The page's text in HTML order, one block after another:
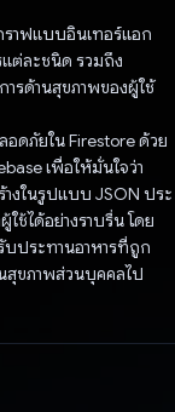
ราฟแบบอินเทอร์แอก
แต่ละชนิด รวมถึง
ารด้านสุขภาพของผู้ใช้
ดภัยใน Firestore ด้วย
เพื่อให้มั่นใจว่า
งในรูปแบบ JSON ประ
ช้ได้อย่างราบรื่น โดย
บประทานอาหารที่ถูก
สุขภาพส่วนบุคคลไป